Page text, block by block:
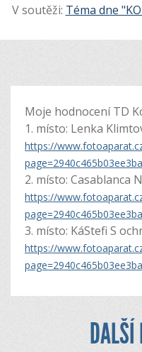
V soutěži: Téma dne
Moje hodnocení TD
1. místo: Lenka
https://
2. místo: Casablanca
https://
3. místo: KáStefi S
https://
DALŠÍ